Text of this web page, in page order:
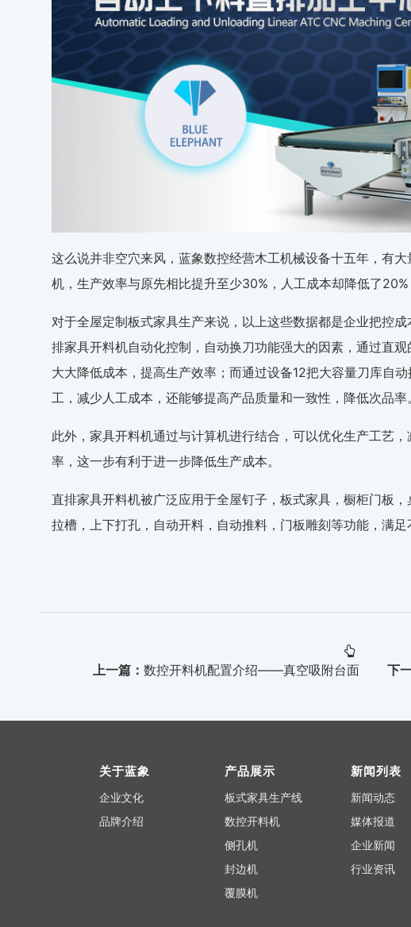
这么说并非空穴来风，蓝象数控经营木工机械设备十五年，有
机，生产效率与原先相比提升至少30%，人工成本却降低了20%
对于全屋定制板式家具生产来说，以上这些数据都是企业把控
排家具开料机自动化控制，自动换刀功能强大的因素，通过直
大大降低成本，提高生产效率；而通过设备12把大容量刀库自
工，减少人工成本，还能够提高产品质量和一致性，降低次品率。
此外，家具开料机通过与计算机进行结合，可以优化生产工艺
率，这一步有利于进一步降低生产成本。
直排家具开料机被广泛应用于全屋钉子，板式家具，橱柜门板
拉槽，上下打孔，自动开料，自动推料，门板雕刻等功能，满足
上一篇： 数控开料机配置介绍——真空吸附台面 下
关于蓝象
企业文化
品牌介绍
产品展示
板式家具生产线
数控开料机
侧孔机
封边机
覆膜机
新闻列表
新闻动态
媒体报道
企业新闻
行业资讯